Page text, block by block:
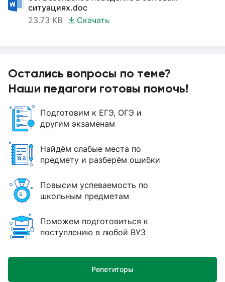
ситуациях.doc
23.73 KB
Скачать
Остались вопросы по теме?
Наши педагоги готовы помочь!
Подготовим к ЕГЭ, ОГЭ и
другим экзаменам
Найдём слабые места по
предмету и разберём ошибки
Повысим успеваемость по
школьным предметам
Поможем подготовиться к
поступлению в любой ВУЗ
Репетиторы